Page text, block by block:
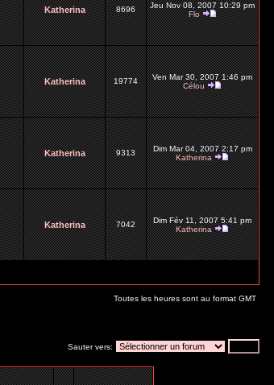
Katherina 8696
Jeu Nov 08, 2007 10:29 pm
Flo
Katherina 19774
Ven Mar 30, 2007 1:46 pm
Célou
Katherina 9313
Dim Mar 04, 2007 2:17 pm
Katherina
Katherina 7042
Dim Fév 11, 2007 5:41 pm
Katherina
Toutes les heures sont au format GMT
Sauter vers: